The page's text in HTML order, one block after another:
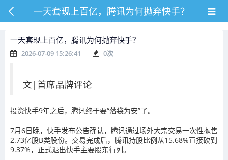
一天套现上百亿，腾讯为何抛弃快手？
一天套现上百亿，腾讯为何抛弃快手？
2026-07-09 15:26:41 0次
文|首席品牌评论
投资快手9年之后，腾讯终于要“落袋为安”了。
7月6日晚，快手发布公告确认，腾讯通过场外大宗交易一次性抛售
2.73亿股B类股份。交易完成后，腾讯持股比例从15.68%直接砍到
9.37%，正式退出快手主要股东行列。